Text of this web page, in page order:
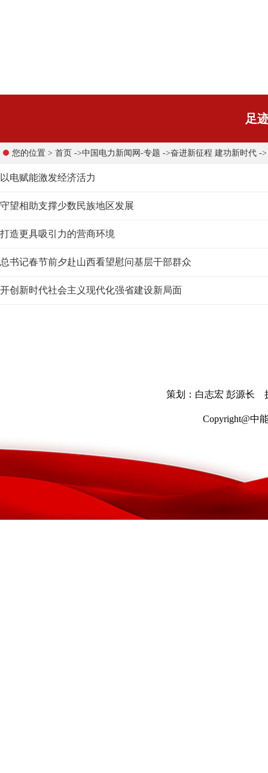
足
您的位置 > 首页 ->中国电力新闻网-专题 ->奋进新征程 建功新时代 -
以电赋能激发经济活力
守望相助支撑少数民族地区发展
打造更具吸引力的营商环境
总书记春节前夕赴山西看望慰问基层干部群众
开创新时代社会主义现代化强省建设新局面
策划：白志宏 彭源长
Copyright@中